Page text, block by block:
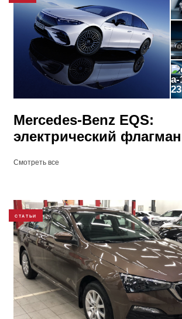
23
Mercedes-Benz EQS:
электрический флагман
Смотреть все
СТАТЬИ